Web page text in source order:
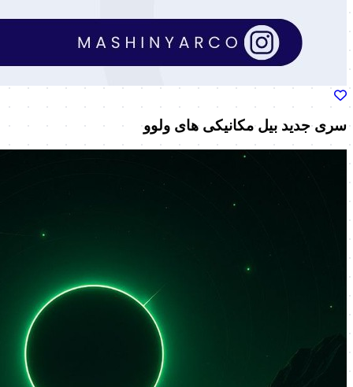
سری جدید بیل مکانیکی های ولوو